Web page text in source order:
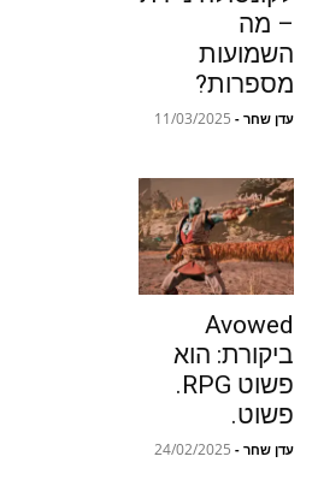
– מה
השמועות
מספרות?
עדן שחר -
11/03/2025
Avowed
ביקורת: הוא
פשוט RPG.
פשוט.
עדן שחר -
24/02/2025